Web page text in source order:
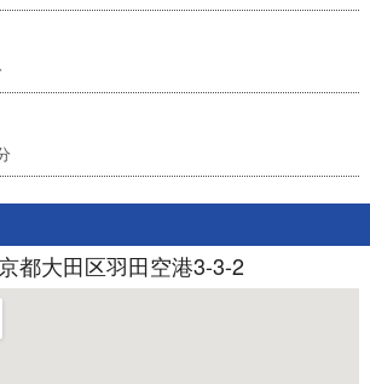
都大田区羽田空港3-3-2